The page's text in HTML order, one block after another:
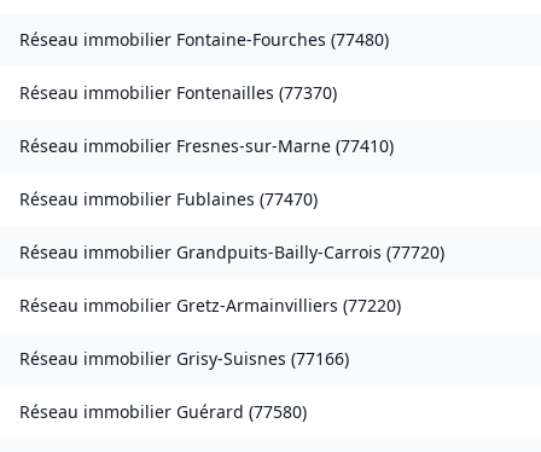
Réseau immobilier Fontaine-Fourches (77480)
Réseau immobilier Fontenailles (77370)
Réseau immobilier Fresnes-sur-Marne (77410)
Réseau immobilier Fublaines (77470)
Réseau immobilier Grandpuits-Bailly-Carrois (77720)
Réseau immobilier Gretz-Armainvilliers (77220)
Réseau immobilier Grisy-Suisnes (77166)
Réseau immobilier Guérard (77580)